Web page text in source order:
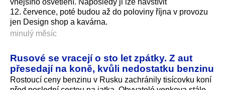
12. července, poté budou až do poloviny října v provozu
jen Design shop a kavárna.
minulý měsíc
Rusové se vracejí o sto let zpátky. Z aut
přesedají na koně, kvůli nedostatku benzinu
Rostoucí ceny benzinu v Rusku zachránily tisícovku koní